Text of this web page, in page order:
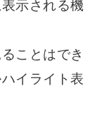
示される機
ことはでき
イライト表